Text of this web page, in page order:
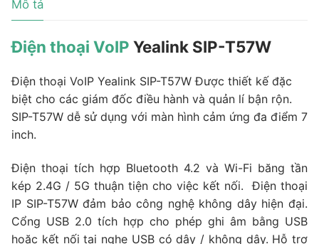
Mô tả
Điện thoại VoIP Yealink SIP-T57W
Điện thoại VoIP Yealink SIP-T57W Được thiết kế đặc
biệt cho các giám đốc điều hành và quản lí bận rộn.
SIP-T57W dễ sử dụng với màn hình cảm ứng đa điểm 7
inch.
Điện thoại tích hợp Bluetooth 4.2 và Wi-Fi băng tần
kép 2.4G / 5G thuận tiện cho việc kết nối. Điện thoại
IP SIP-T57W đảm bảo công nghệ không dây hiện đại.
Cổng USB 2.0 tích hợp cho phép ghi âm bằng USB
hoặc kết nối tai nghe USB có dây / không dây. Hỗ trợ